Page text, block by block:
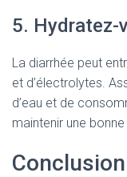
5. Hydratez-
La diarrhée peut
et d’électrolytes.
d’eau et de
maintenir une
Conclusion